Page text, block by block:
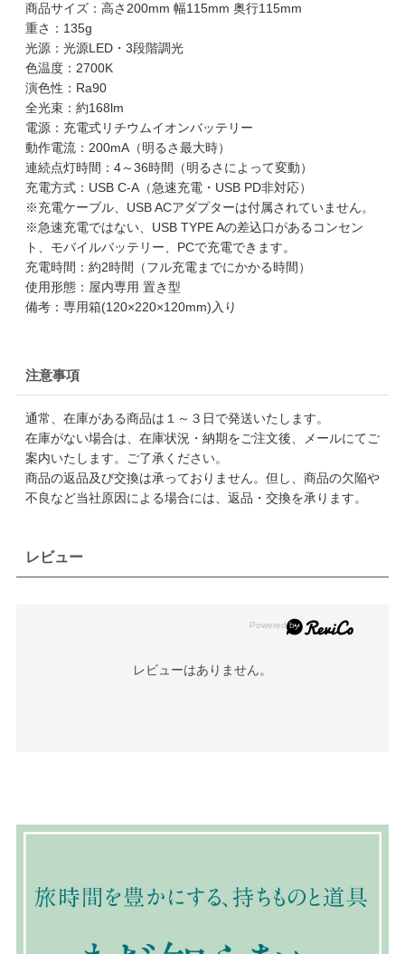
商品サイズ：高さ200mm 幅115mm 奥行115mm
重さ：135g
光源：光源LED・3段階調光
色温度：2700K
演色性：Ra90
全光束：約168lm
電源：充電式リチウムイオンバッテリー
動作電流：200mA（明るさ最大時）
連続点灯時間：4～36時間（明るさによって変動）
充電方式：USB C-A（急速充電・USB PD非対応）
※充電ケーブル、USB ACアダプターは付属されていません。
※急速充電ではない、USB TYPE Aの差込口があるコンセン
ト、モバイルバッテリー、PCで充電できます。
充電時間：約2時間（フル充電までにかかる時間）
使用形態：屋内専用 置き型
備考：専用箱(120×220×120mm)入り
注意事項
通常、在庫がある商品は１～３日で発送いたします。
在庫がない場合は、在庫状況・納期をご注文後、メールにてご
案内いたします。ご了承ください。
商品の返品及び交換は承っておりません。但し、商品の欠陥や
不良など当社原因による場合には、返品・交換を承ります。
レビュー
レビューはありません。